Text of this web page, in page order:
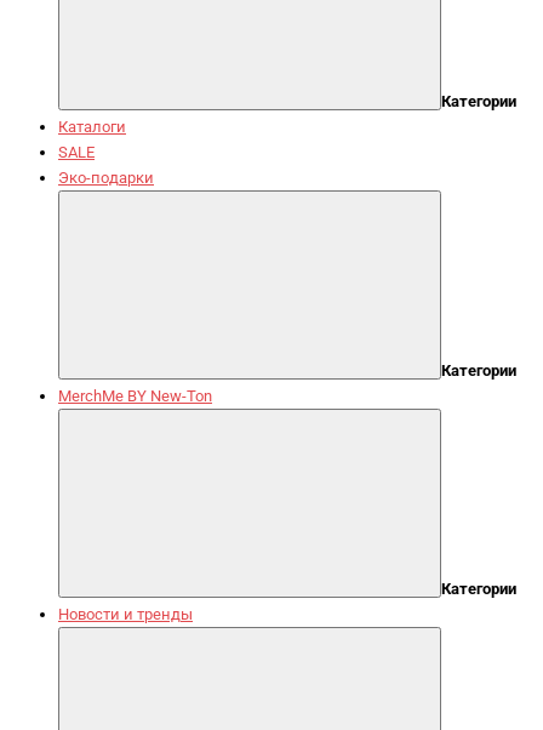
Категории
Каталоги
SALE
Эко-подарки
Категории
MerchMe BY New-Ton
Категории
Новости и тренды